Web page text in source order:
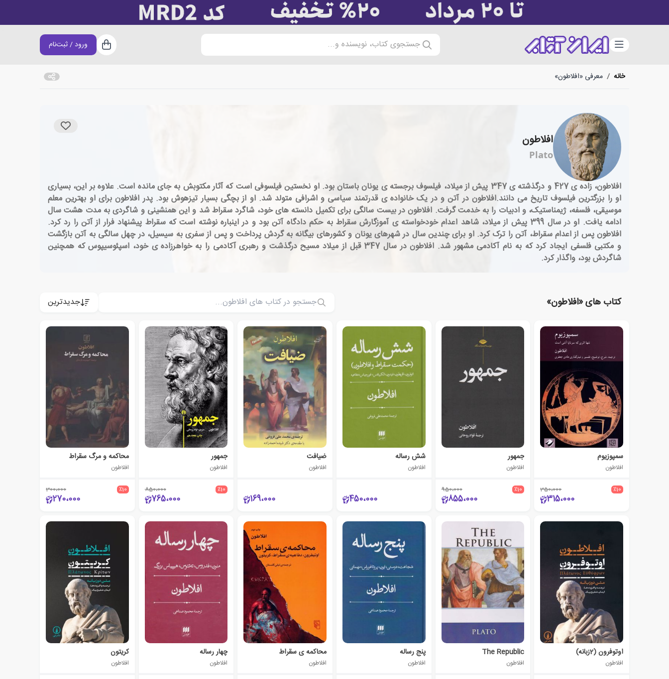
دسته‌بندی جستجوی کتاب، نویسنده و... سبد خرید
ورود / ثبت‌نام
خانه / معرفی «افلاطون»
افلاطون
Plato
افلاطون، زاده ی 427 و درگذشته ی 347 پیش از میلاد، فیلسوف برجسته ی یونان باستان بود. او نخستین فیلسوفی است که آثار مکتوبش به جای مانده است. علاوه بر این، بسیاری
او را بزرگترین فیلسوف تاریخ می دانند.افلاطون در آتن و در یک خانواده ی قدرتمند سیاسی و اشرافی متولد شد. او از بچگی بسیار تیزهوش بود. پدر افلاطون برای او بهترین معلم
موسیقی، فلسفه، ژیمناستیک، و ادبیات را به خدمت گرفت. افلاطون در بیست سالگی برای تکمیل دانسته های خود، شاگرد سقراط شد و این همنشینی و شاگردی به مدت هشت سال
ادامه یافت. او در سال 399 پیش از میلاد، شاهد اعدام خودخواسته ی آموزگارش سقراط به حکم دادگاه آتن بود و در اینباره نوشته است که سقراط پیشنهاد فرار از آتن را رد کرد.
افلاطون پس از اعدام سقراط، آتن را ترک کرد. او برای چندین سال در شهرهای یونان و کشورهای بیگانه به گردش پرداخت و پس از سفری به سیسیل، در چهل سالگی به آتن بازگشت
و مکتبی فلسفی ایجاد کرد که به نام آکادمی مشهور شد. افلاطون در سال 347 قبل از میلاد مسیح درگذشت و رهبری آکادمی را به خواهرزاده ی خود، اسپئوسیپوس که همچنین
شاگردش بود، واگذار کرد.
کتاب های «افلاطون» جدیدترین
سمپوزیوم
افلاطون
٪10 350،000
315،000
جمهور
افلاطون
٪10 950،000
855،000
شش رساله
افلاطون
450،000
ضیافت
افلاطون
169،000
جمهور
افلاطون
٪10 850،000
765،000
محاکمه و مرگ سقراط
افلاطون
٪10 300،000
270،000
اوتوفرون (2زبانه)
افلاطون
The Republic
افلاطون
پنج رساله
افلاطون
محاکمه ی سقراط
افلاطون
چهار رساله
افلاطون
کریتون
افلاطون